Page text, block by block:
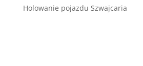
Holowanie pojazdu Szwajcaria